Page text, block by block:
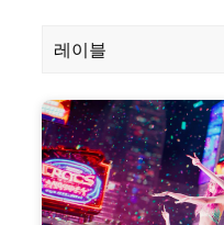
레이블